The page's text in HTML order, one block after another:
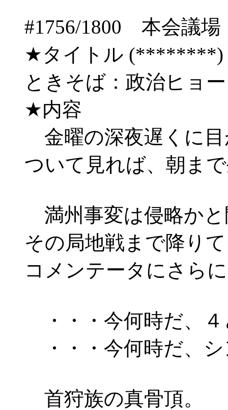
#1756/1800 本会議
★タイトル (********)
ときそば：政治ヒョ
★内容
金曜の深夜遅くに
ついて見れば、朝ま
満州事変は侵略かと
その局地戦まで降り
コメンテータにさら
・・・今何時だ、４
・・・今何時だ、
首狩族の真骨頂。